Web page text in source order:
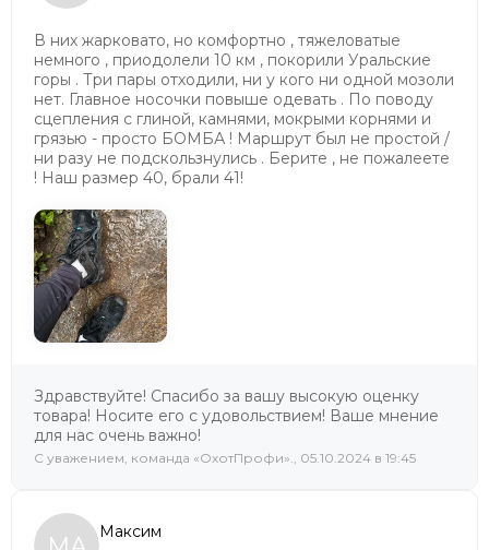
В них жарковато, но комфортно , тяжеловатые
немного , приодолели 10 км , покорили Уральские
горы . Три пары отходили, ни у кого ни одной мозоли
нет. Главное носочки повыше одевать . По поводу
сцепления с глиной, камнями, мокрыми корнями и
грязью - просто БОМБА ! Маршрут был не простой /
ни разу не подскользнулись . Берите , не пожалеете
! Наш размер 40, брали 41!
Здравствуйте! Спасибо за вашу высокую оценку
товара! Носите его с удовольствием! Ваше мнение
для нас очень важно!
C уважением, команда «ОхотПрофи»., 05.10.2024 в 19:45
Максим